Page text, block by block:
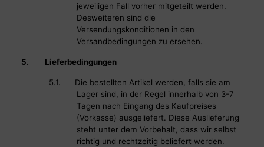
jeweiligen Fall vorher mitgeteilt werden.
Desweiteren sind die
Versendungskonditionen in den
Versandbedingungen zu ersehen.
5. Lieferbedingungen
5.1. Die bestellten Artikel werden, falls sie am
Lager sind, in der Regel innerhalb von 3-7
Tagen nach Eingang des Kaufpreises
(Vorkasse) ausgeliefert. Diese Auslieferung
steht unter dem Vorbehalt, dass wir selbst
richtig und rechtzeitig beliefert werden.